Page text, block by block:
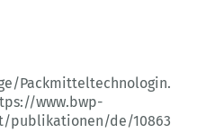
Packmitteltechnologin.
www.bwp-
publikationen/de/10863